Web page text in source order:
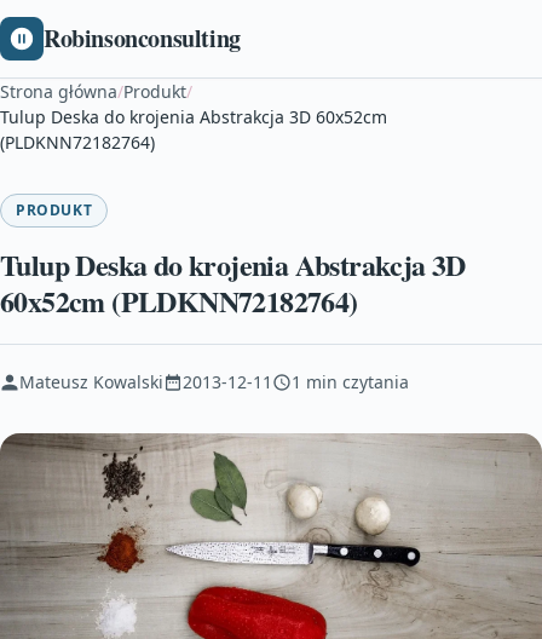
Robinsonconsulting
Strona główna/Produkt/
Tulup Deska do krojenia Abstrakcja 3D 60x52cm
(PLDKNN72182764)
PRODUKT
Tulup Deska do krojenia Abstrakcja 3D
60x52cm (PLDKNN72182764)
Mateusz Kowalski 2013-12-11 1 min czytania